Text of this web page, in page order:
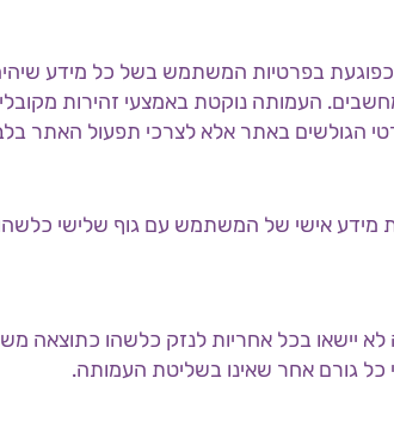
בפרטיות המשתמש בשל כל מידע
העמותה נוקטת באמצעי זהירות
הגולשים באתר אלא לצרכי תפעול האתר
מידע אישי של המשתמש עם גוף שלישי
לא יישאו בכל אחריות לנזק כלשהו כתוצאה
גורם אחר שאינו בשליטת העמותה.